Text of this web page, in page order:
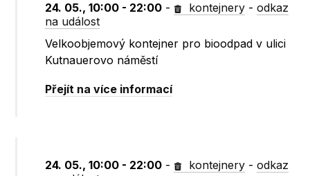
24. 05., 10:00 - 22:00 - kontejnery -odkaz
na událost
Velkoobjemový kontejner pro bioodpad v ulici
Kutnauerovo náměstí
Přejít na více informací
24. 05., 10:00 - 22:00 - kontejnery -odkaz